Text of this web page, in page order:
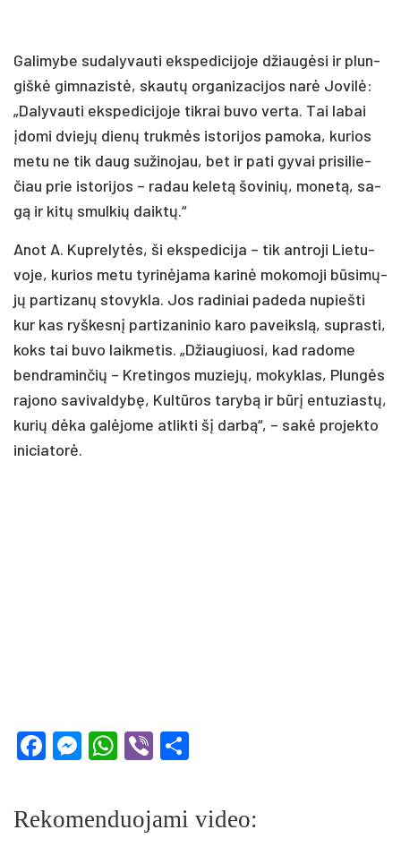
Ga­li­my­be su­da­ly­vau­ti eks­pe­di­ci­jo­je džiau­gė­si ir plun­
giš­kė gim­na­zis­tė, skau­tų or­ga­ni­za­ci­jos na­rė Jo­vi­lė:
„Da­ly­vau­ti eks­pe­di­ci­jo­je tik­rai bu­vo ver­ta. Tai la­bai
įdo­mi dvie­jų die­nų truk­mės is­to­ri­jos pa­mo­ka, ku­rios
me­tu ne tik daug su­ži­no­jau, bet ir pa­ti gy­vai pri­si­lie­
čiau prie is­to­ri­jos – ra­dau ke­le­tą šo­vi­nių, mo­ne­tą, sa­
gą ir ki­tų smul­kių daik­tų.“
Anot A. Kup­re­ly­tės, ši eks­pe­di­ci­ja – tik ant­ro­ji Lie­tu­
vo­je, ku­rios me­tu ty­ri­nė­ja­ma ka­ri­nė mo­ko­mo­ji bū­si­mų­
jų par­ti­za­nų sto­vyk­la. Jos ra­di­niai pa­de­da nu­pieš­ti
kur kas ryš­kes­nį par­ti­za­ni­nio ka­ro pa­veiks­lą, su­pras­ti,
koks tai bu­vo laik­me­tis. „Džiau­giuo­si, kad ra­do­me
bend­ra­min­čių – Kre­tin­gos mu­zie­jų, mo­kyk­las, Plun­gės
ra­jo­no sa­vi­val­dy­bę, Kul­tū­ros ta­ry­bą ir bū­rį en­tu­zias­tų,
ku­rių dė­ka ga­lė­jo­me at­lik­ti šį dar­bą“, – sa­kė pro­jek­to
ini­cia­to­rė.
Facebook
Messenger
WhatsApp
Viber
Rekomenduojami video: